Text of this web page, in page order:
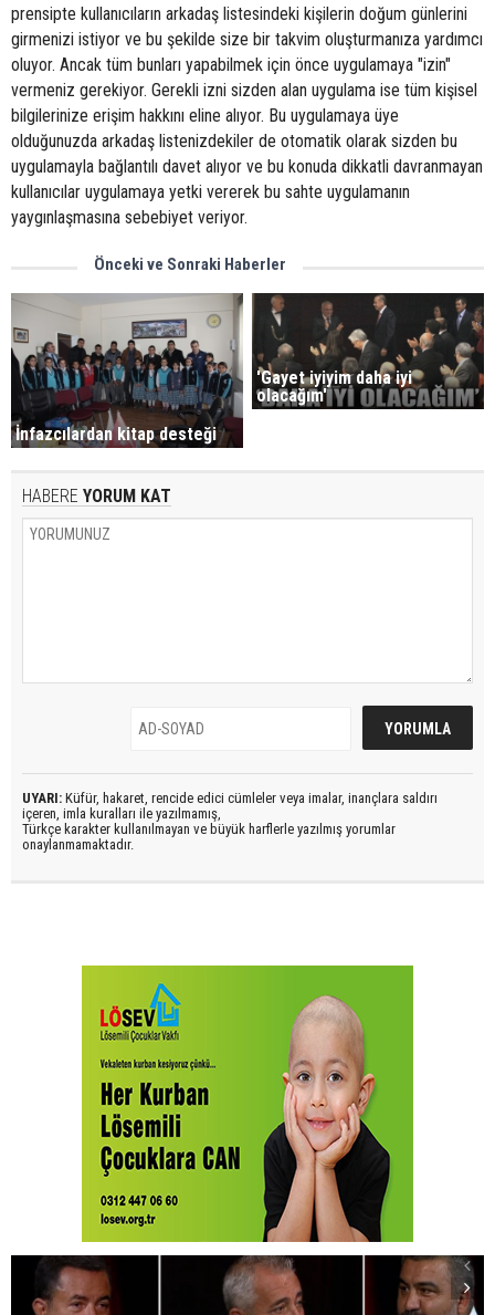
prensipte kullanıcıların arkadaş listesindeki kişilerin doğum günlerini
girmenizi istiyor ve bu şekilde size bir takvim oluşturmanıza yardımcı
oluyor. Ancak tüm bunları yapabilmek için önce uygulamaya "izin"
vermeniz gerekiyor. Gerekli izni sizden alan uygulama ise tüm kişisel
bilgilerinize erişim hakkını eline alıyor. Bu uygulamaya üye
olduğunuzda arkadaş listenizdekiler de otomatik olarak sizden bu
uygulamayla bağlantılı davet alıyor ve bu konuda dikkatli davranmayan
kullanıcılar uygulamaya yetki vererek bu sahte uygulamanın
yaygınlaşmasına sebebiyet veriyor.
Önceki ve Sonraki Haberler
İnfazcılardan kitap desteği
'Gayet iyiyim daha iyi
olacağım'
HABERE YORUM KAT
UYARI: Küfür, hakaret, rencide edici cümleler veya imalar, inançlara saldırı
içeren, imla kuralları ile yazılmamış,
Türkçe karakter kullanılmayan ve büyük harflerle yazılmış yorumlar
onaylanmamaktadır.